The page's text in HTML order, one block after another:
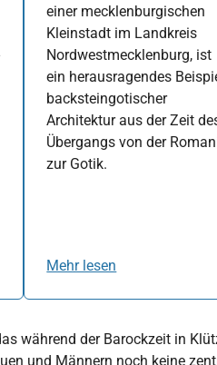
einer mecklenburgischen
Kleinstadt im Landkreis
Nordwestmecklenburg, ist
ein herausragendes
backsteingotischer
Architektur aus der Zeit
Übergangs von der
zur Gotik.
Mehr lesen
während der Barockzeit in
und Männern noch keine